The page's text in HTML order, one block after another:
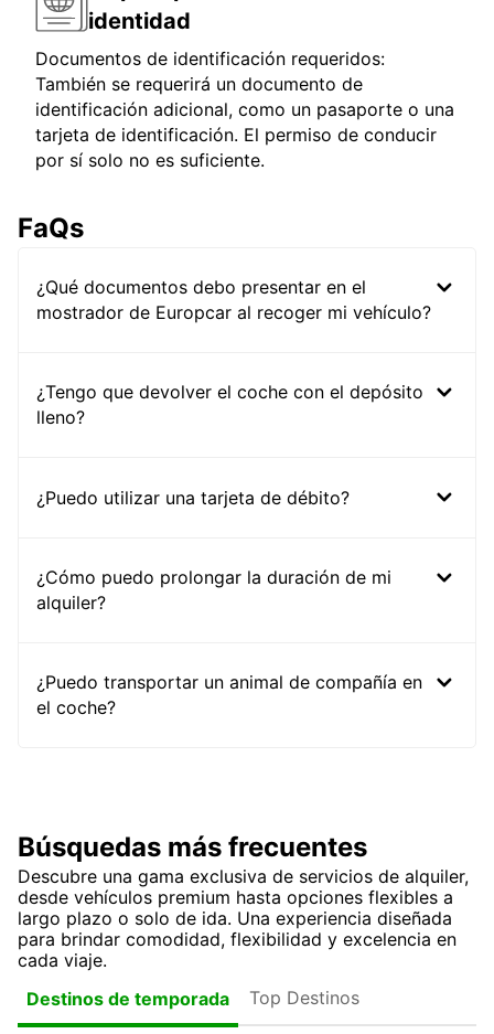
identidad
Documentos de identificación requeridos:
También se requerirá un documento de
identificación adicional, como un pasaporte o una
tarjeta de identificación. El permiso de conducir
por sí solo no es suficiente.
FaQs
¿Qué documentos debo presentar en el
mostrador de Europcar al recoger mi vehículo?
¿Tengo que devolver el coche con el depósito
lleno?
¿Puedo utilizar una tarjeta de débito?
¿Cómo puedo prolongar la duración de mi
alquiler?
¿Puedo transportar un animal de compañía en
el coche?
Búsquedas más frecuentes
Descubre una gama exclusiva de servicios de alquiler,
desde vehículos premium hasta opciones flexibles a
largo plazo o solo de ida. Una experiencia diseñada
para brindar comodidad, flexibilidad y excelencia en
cada viaje.
Destinos de temporada
Top Destinos